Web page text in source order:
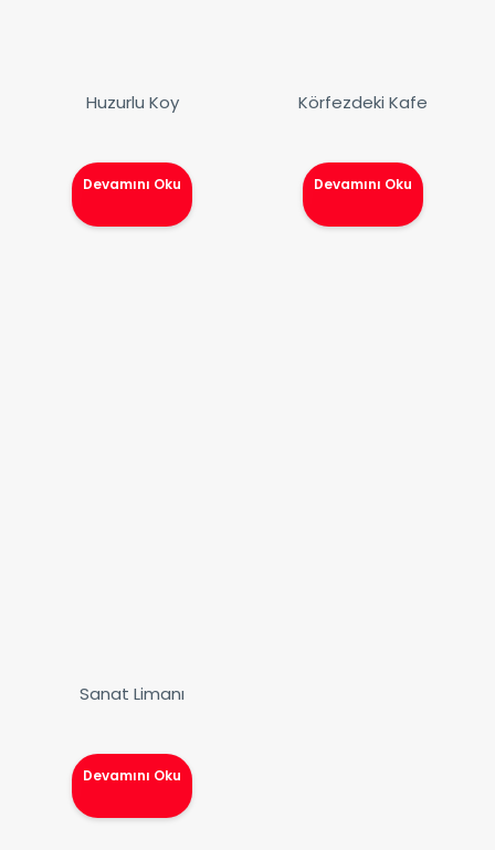
Huzurlu Koy
Devamını Oku
Körfezdeki Kafe
Devamını Oku
Sanat Limanı
Devamını Oku